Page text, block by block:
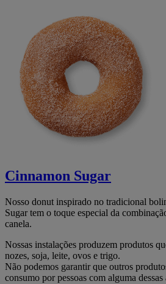
Cinnamon Sugar
Nosso donut inspirado no tradicional
Sugar tem o toque especial da
canela.
Nossas instalações produzem produtos
nozes, soja, leite, ovos e trigo.
Não podemos garantir que outros
consumo por pessoas com alguma dessas